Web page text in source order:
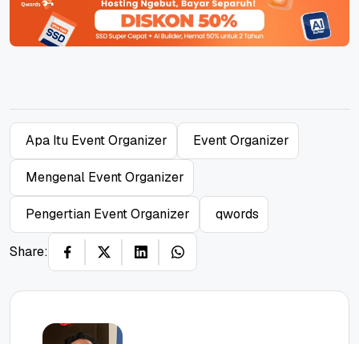
Apa Itu Event Organizer Event Organizer
Mengenal Event Organizer
Pengertian Event Organizer qwords
Share: